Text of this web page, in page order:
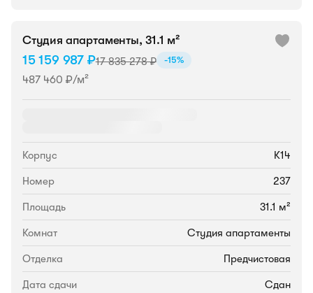
Студия апартаменты, 31.1 м²
15 159 987 ₽17 835 278 ₽ -15%
487 460 ₽/м²
Корпус К14
Номер 237
Площадь 31.1 м²
Комнат Студия апартаменты
Отделка Предчистовая
Дата сдачи Сдан